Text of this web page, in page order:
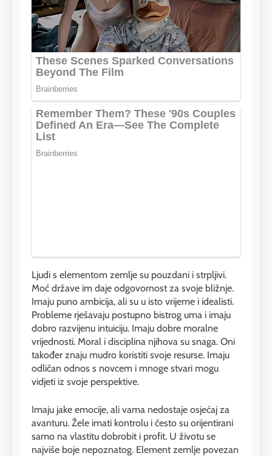
Ljudi s elementom zemlje su pouzdani i strpljivi.
Moć države im daje odgovornost za svoje bližnje.
Imaju puno ambicija, ali su u isto vrijeme i idealisti.
Probleme rješavaju postupno bistrog uma i imaju
dobro razvijenu intuiciju. Imaju dobre moralne
vrijednosti. Moral i disciplina njihova su snaga. Oni
također znaju mudro koristiti svoje resurse. Imaju
odličan odnos s novcem i mnoge stvari mogu
vidjeti iz svoje perspektive.
Imaju jake emocije, ali vama nedostaje osjećaj za
avanturu. Žele imati kontrolu i često su orijentirani
samo na vlastitu dobrobit i profit. U životu se
najviše boje nepoznatog. Element zemlje povezan